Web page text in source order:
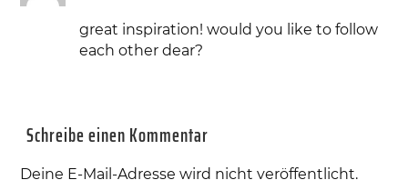
great inspiration! would you like to follow
each other dear?
Schreibe einen Kommentar
Deine E-Mail-Adresse wird nicht veröffentlicht.